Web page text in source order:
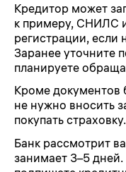
Кредитор может
к примеру, СНИЛС
регистрации, если
Заранее уточните
планируете
Кроме документов
не нужно вносить
покупать страховку.
Банк рассмотрит
занимает 3–5